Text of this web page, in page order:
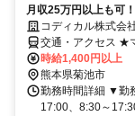
月収25万円以上も可
コディカル株式会
交通・アクセス ★
敷地内に駐車場完
時給1,400円以上
熊本県菊池市
勤務時間詳細 ▼勤
17:00、8:30～